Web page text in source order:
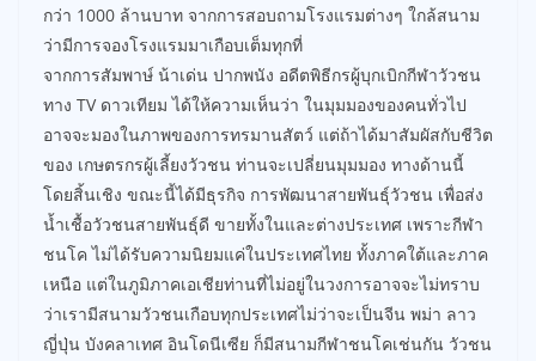
กว่า 1000 ล้านบาท จากการสอบถามโรงแรมต่างๆ ใกล้สนาม
ว่ามีการจองโรงแรมมาเกือบเต็มทุกที่
จากการสัมพาษ์ น้าเด่น ปากพนัง อดีตพิธีกรผู้บุกเบิกกีฬาวัวชน
ทาง TV ดาวเทียม ได้ให้ความเห็นว่า ในมุมมองของคนทั่วไป
อาจจะมองในภาพของการทรมานสัตว์ แต่ถ้าได้มาสัมผัสกับชีวิต
ของ เกษตรกรผู้เลี้ยงวัวชน ท่านจะเปลี่ยนมุมมอง ทางด้านนี้
โดยสิ้นเชิง ขณะนี้ได้มีธุรกิจ การพัฒนาสายพันธุ์วัวชน เพื่อส่ง
น้ำเชื้อวัวชนสายพันธุ์ดี ขายทั้งในและต่างประเทศ เพราะกีฬา
ชนโค ไม่ได้รับความนิยมแค่ในประเทศไทย ทั้งภาคใต้และภาค
เหนือ แต่ในภูมิภาคเอเชียท่านที่ไม่อยู่ในวงการอาจจะไม่ทราบ
ว่าเรามีสนามวัวชนเกือบทุกประเทศไม่ว่าจะเป็นจีน พม่า ลาว
ญี่ปุ่น บังคลาเทศ อินโดนีเซีย ก็มีสนามกีฬาชนโคเช่นกัน วัวชน